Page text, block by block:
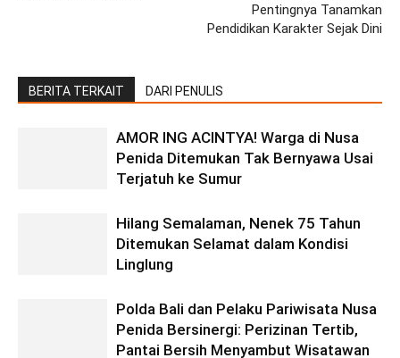
Pentingnya Tanamkan
Pendidikan Karakter Sejak Dini
BERITA TERKAIT DARI PENULIS
AMOR ING ACINTYA! Warga di Nusa
Penida Ditemukan Tak Bernyawa Usai
Terjatuh ke Sumur
Hilang Semalaman, Nenek 75 Tahun
Ditemukan Selamat dalam Kondisi
Linglung
Polda Bali dan Pelaku Pariwisata Nusa
Penida Bersinergi: Perizinan Tertib,
Pantai Bersih Menyambut Wisatawan